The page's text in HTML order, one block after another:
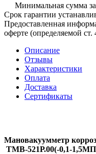
Минимальная сумма
Срок гарантии
Предоставленная
оферте (определяемой
Описание
Отзывы
Характеристики
Оплата
Доставка
Сертификаты
Мановакуумметр
ТМВ-521Р.00(-0,1-